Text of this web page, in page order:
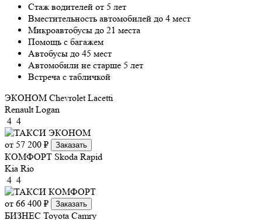
Стаж водителей от 5 лет
Вместительность автомобилей до 4 мест
Микроавтобусы до 21 места
Помощь с багажем
Автобусы до 45 мест
Автомобили не старше 5 лет
Встреча с табличкой
ЭКОНОМ Chevrolet Lacetti
Renault Logan
4 4
от 57 200 ₽ Заказать
КОМФОРТ Skoda Rapid
Kia Rio
4 4
от 66 400 ₽ Заказать
БИЗНЕС Toyota Camry